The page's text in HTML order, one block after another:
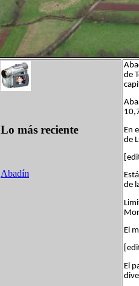
Lo más reciente
Abadín
de
En
de
de
El
El